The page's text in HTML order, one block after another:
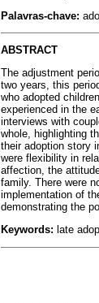
Palavras-chave:
ABSTRACT
The adjustment
two years, this
who adopted
experienced in the
interviews with
whole, highlighting
their adoption story
were flexibility in
affection, the
family. There were
implementation of
demonstrating the
Keywords: late